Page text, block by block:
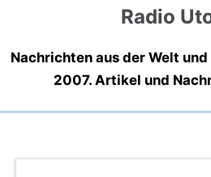
Radio
Nachrichten aus der Welt
2007. Artikel und